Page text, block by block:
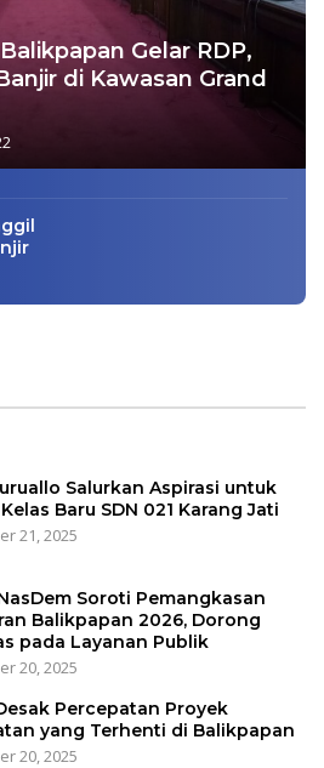
Gelar RDP,
di Kawasan Grand
Salurkan Aspirasi untuk
Baru SDN 021 Karang Jati
21, 2025
Soroti Pemangkasan
Balikpapan 2026, Dorong
pada Layanan Publik
20, 2025
Percepatan Proyek
yang Terhenti di Balikpapan
20, 2025